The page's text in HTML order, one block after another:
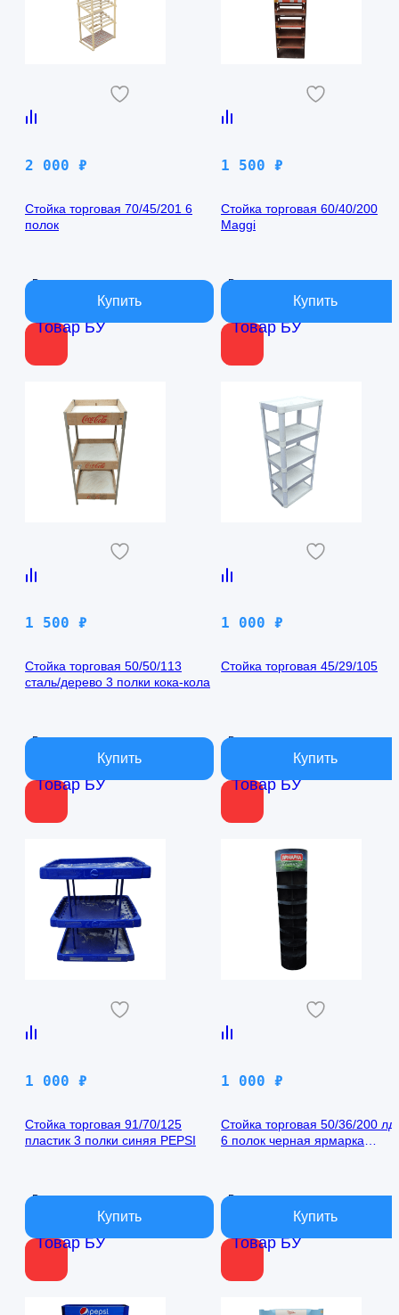
Товар БУ
2 000 ₽
Стойка торговая 70/45/201 6
полок
В наличии
Товар БУ
1 500 ₽
Стойка торговая 60/40/200
Maggi
В наличии
Товар БУ
1 500 ₽
Стойка торговая 50/50/113
сталь/дерево 3 полки кока-кола
В наличии
Товар БУ
1 000 ₽
Стойка торговая 45/29/105
В наличии
Товар БУ
1 000 ₽
Стойка торговая 91/70/125
пластик 3 полки синяя PEPSI
В наличии
Товар БУ
1 000 ₽
Стойка торговая 50/36/200
6 полок черная ярмарка
В наличии